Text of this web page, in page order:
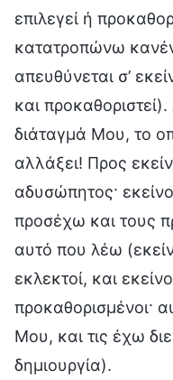
επιλεγεί ή
κατατροπώνω
απευθύνεται σ’
και προκαθοριστεί).
διάταγμά Μου, το
αλλάξει! Προς
αδυσώπητος·
προσέχω και τους
αυτό που λέω
εκλεκτοί, και
προκαθορισμένοι·
Μου, και τις έχω
δημιουργία).